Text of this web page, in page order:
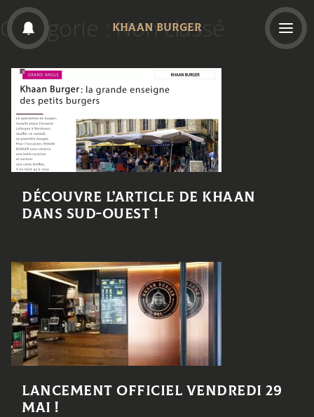
KHAAN BURGER
Catégorie :Non classé
Découvre l’article de Khaan
dans Sud-Ouest !
Lancement officiel Vendredi 29
mai !